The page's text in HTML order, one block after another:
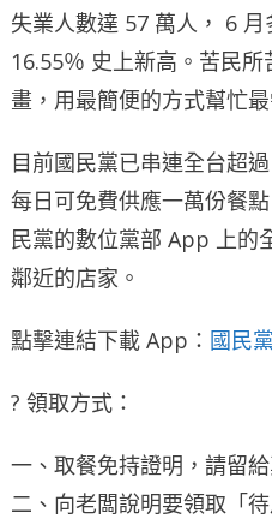
失業人數達 57 萬人， 6
16.55％ 史上新高。苦民
畫，用最簡便的方式幫忙
目前國民黨已串連全台超
每日可免費供應一萬份餐
民黨的數位黨部 App 上的
鄰近的店家。
點擊連結下載 App： 國民
? 領取方式：
一、取餐免持證明，請留
二、向老闆說明要領取「